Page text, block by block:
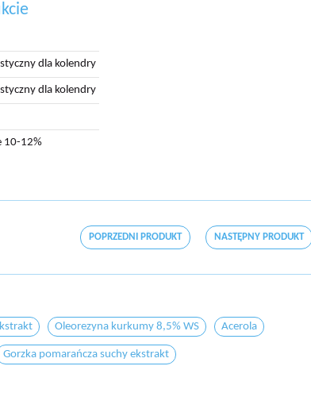
dla kolendry
dla kolendry
10-12%
POPRZEDNI PRODUKT NASTĘPNY PRODUKT
Oleorezyna kurkumy 8,5% WS Acerola
Gorzka pomarańcza suchy ekstrakt